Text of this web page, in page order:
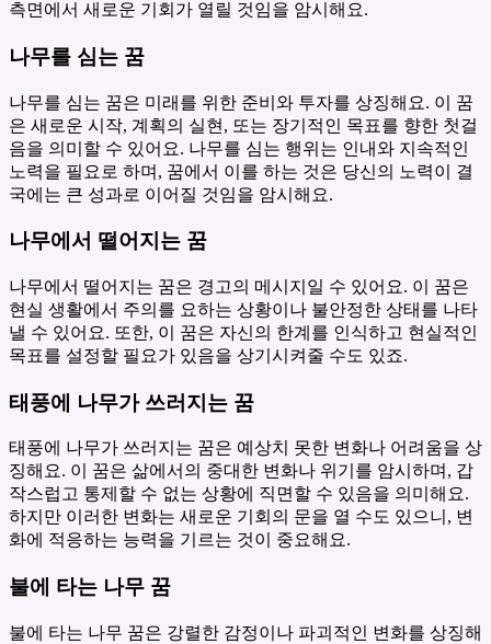
측면에서 새로운 기회가 열릴 것임을 암시해요.
나무를 심는 꿈
나무를 심는 꿈은 미래를 위한 준비와 투자를 상징해요. 이 꿈
은 새로운 시작, 계획의 실현, 또는 장기적인 목표를 향한 첫걸
음을 의미할 수 있어요. 나무를 심는 행위는 인내와 지속적인
노력을 필요로 하며, 꿈에서 이를 하는 것은 당신의 노력이 결
국에는 큰 성과로 이어질 것임을 암시해요.
나무에서 떨어지는 꿈
나무에서 떨어지는 꿈은 경고의 메시지일 수 있어요. 이 꿈은
현실 생활에서 주의를 요하는 상황이나 불안정한 상태를 나타
낼 수 있어요. 또한, 이 꿈은 자신의 한계를 인식하고 현실적인
목표를 설정할 필요가 있음을 상기시켜줄 수도 있죠.
태풍에 나무가 쓰러지는 꿈
태풍에 나무가 쓰러지는 꿈은 예상치 못한 변화나 어려움을 상
징해요. 이 꿈은 삶에서의 중대한 변화나 위기를 암시하며, 갑
작스럽고 통제할 수 없는 상황에 직면할 수 있음을 의미해요.
하지만 이러한 변화는 새로운 기회의 문을 열 수도 있으니, 변
화에 적응하는 능력을 기르는 것이 중요해요.
불에 타는 나무 꿈
불에 타는 나무 꿈은 강렬한 감정이나 파괴적인 변화를 상징해